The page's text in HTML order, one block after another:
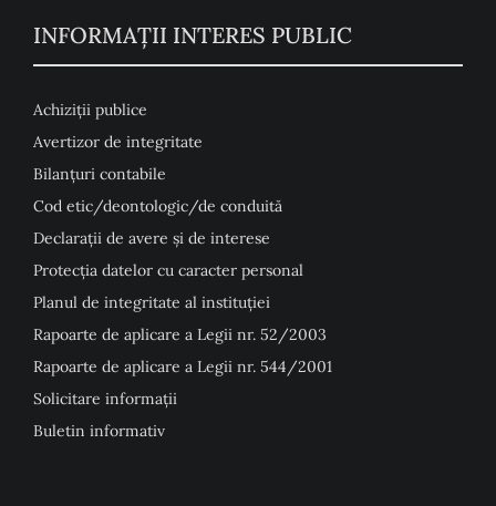
INFORMAȚII INTERES PUBLIC
Achiziții publice
Avertizor de integritate
Bilanțuri contabile
Cod etic/deontologic/de conduită
Declarații de avere și de interese
Protecția datelor cu caracter personal
Planul de integritate al instituției
Rapoarte de aplicare a Legii nr. 52/2003
Rapoarte de aplicare a Legii nr. 544/2001
Solicitare informații
Buletin informativ